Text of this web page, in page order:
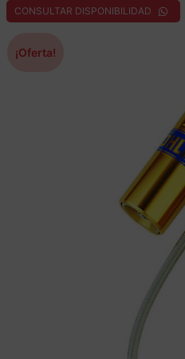
CONSULTAR DISPONIBILIDAD
¡Oferta!